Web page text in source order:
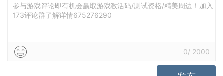
参与游戏评论即有机会赢取游戏激活码/测试资格/精美周边！加入
173评论群了解详情675276290
0/ 2000